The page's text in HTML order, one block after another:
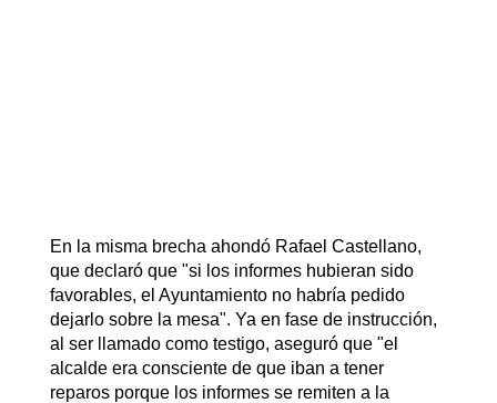
En la misma brecha ahondó Rafael Castellano,
que declaró que "si los informes hubieran sido
favorables, el Ayuntamiento no habría pedido
dejarlo sobre la mesa". Ya en fase de instrucción,
al ser llamado como testigo, aseguró que "el
alcalde era consciente de que iban a tener
reparos porque los informes se remiten a la